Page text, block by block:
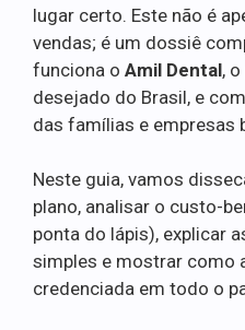
lugar certo. Este não é
vendas; é um dossiê
funciona o Amil Dental,
desejado do Brasil, e
das famílias e empresas
Neste guia, vamos
plano, analisar o custo-
ponta do lápis), explicar
simples e mostrar como
credenciada em todo o